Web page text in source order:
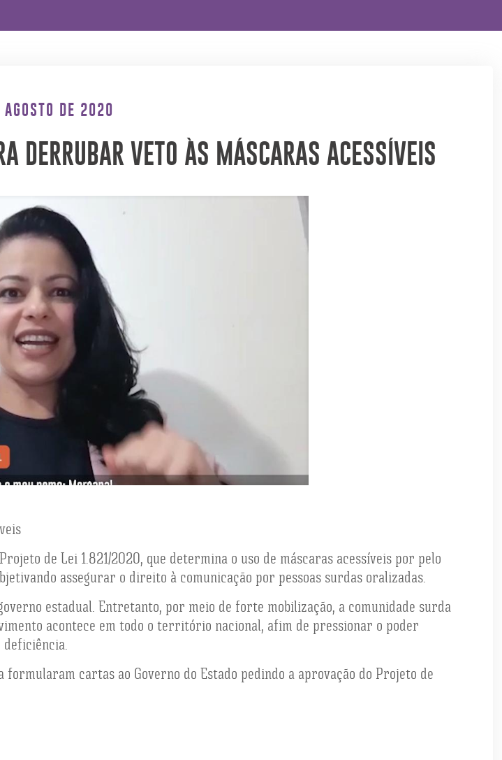
DE 2020
DERRUBAR VETO ÀS MÁSCARAS ACESSÍVEIS
de Lei 1.821/2020, que determina o uso de máscaras acessíveis por pelo
assegurar o direito à comunicação por pessoas surdas oralizadas.
estadual. Entretanto, por meio de forte mobilização, a comunidade surda
acontece em todo o território nacional, afim de pressionar o poder
deficiência.
cartas ao Governo do Estado pedindo a aprovação do Projeto de